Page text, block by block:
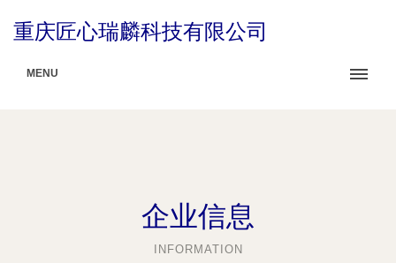
重庆匠心瑞麟科技有限公司
MENU
企业信息
INFORMATION